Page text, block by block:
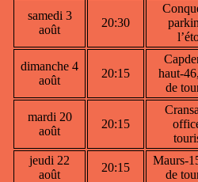
samedi 3
août
20:30
dimanche 4
août
20:15
haut-
de
mardi 20
août
20:15
jeudi 22
août
20:15
Maurs-
de